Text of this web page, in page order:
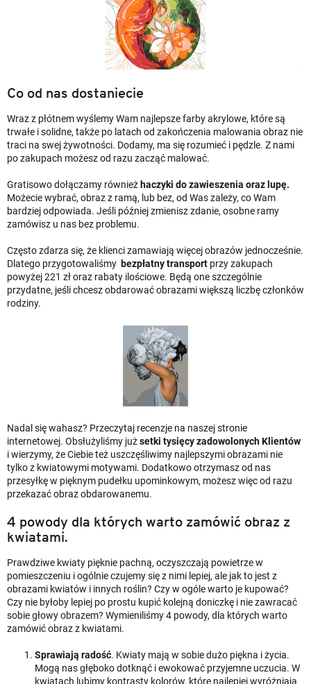
Co od nas dostaniecie
Wraz z płótnem wyślemy Wam najlepsze farby akrylowe, które są
trwałe i solidne, także po latach od zakończenia malowania obraz nie
traci na swej żywotności. Dodamy, ma się rozumieć i pędzle. Z nami
po zakupach możesz od razu zacząć malować.
Gratisowo dołączamy również haczyki do zawieszenia oraz lupę.
Możecie wybrać, obraz z ramą, lub bez, od Was zależy, co Wam
bardziej odpowiada. Jeśli później zmienisz zdanie, osobne ramy
zamówisz u nas bez problemu.
Często zdarza się, że klienci zamawiają więcej obrazów jednocześnie.
Dlatego przygotowaliśmy bezpłatny transport przy zakupach
powyżej 221 zł oraz rabaty ilościowe. Będą one szczególnie
przydatne, jeśli chcesz obdarować obrazami większą liczbę członków
rodziny.
Nadal się wahasz? Przeczytaj recenzje na naszej stronie
internetowej. Obsłużyliśmy jużsetki tysięcy zadowolonych Klientów
i wierzymy, że Ciebie też uszczęśliwimy najlepszymi obrazami nie
tylko z kwiatowymi motywami. Dodatkowo otrzymasz od nas
przesyłkę w pięknym pudełku upominkowym, możesz więc od razu
przekazać obraz obdarowanemu.
4 powody dla których warto zamówić obraz z
kwiatami.
Prawdziwe kwiaty pięknie pachną, oczyszczają powietrze w
pomieszczeniu i ogólnie czujemy się z nimi lepiej, ale jak to jest z
obrazami kwiatów i innych roślin? Czy w ogóle warto je kupować?
Czy nie byłoby lepiej po prostu kupić kolejną doniczkę i nie zawracać
sobie głowy obrazem? Wymieniliśmy 4 powody, dla których warto
zamówić obraz z kwiatami.
Sprawiają radość. Kwiaty mają w sobie dużo piękna i życia.
Mogą nas głęboko dotknąć i ewokować przyjemne uczucia. W
kwiatach lubimy kontrasty kolorów, które najlepiej wyróżniają